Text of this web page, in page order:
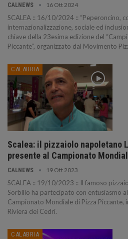
CALNEWS 16 Ott 2024
SCALEA :: 16/10/2024 :: “Peperoncino,
internazionalizzazione, sociale ed
chiave della 23esima edizione del
Piccante”, organizzato dal Movimento
CALABRIA
Scalea: il pizzaiolo napoletano
presente al Campionato
CALNEWS 19 Ott 2023
SCALEA :: 19/10/2023 :: Il famoso
Sorbillo ha partecipato con entusiasmo
Campionato Mondiale di Pizza Piccante,
Riviera dei Cedri.
CALABRIA